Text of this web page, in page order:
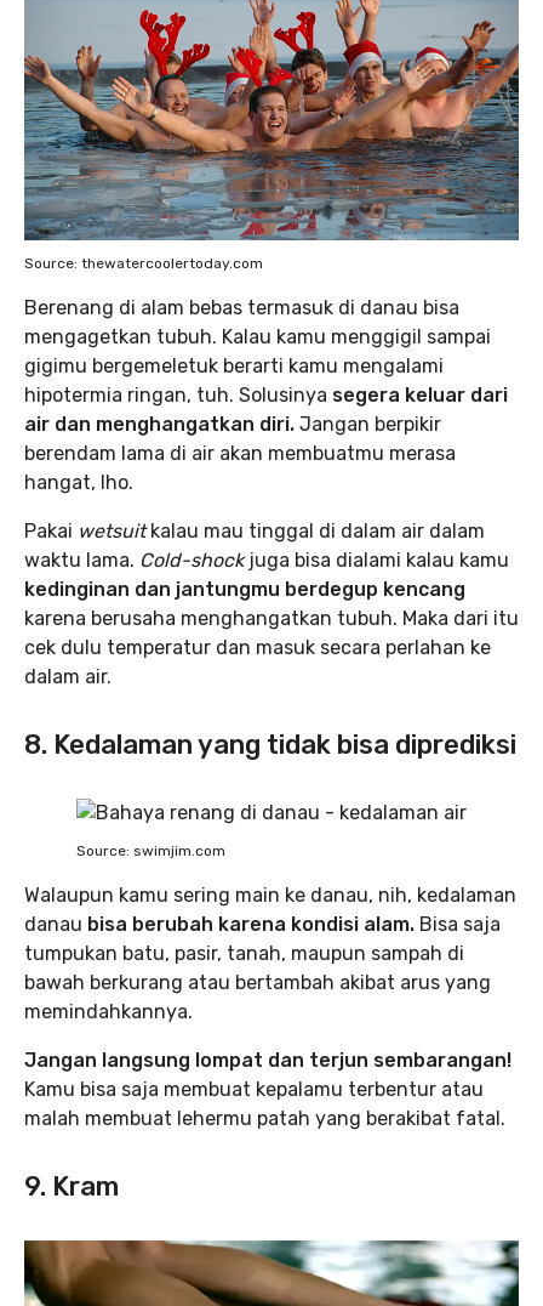
Source: thewatercoolertoday.com
Berenang di alam bebas termasuk di danau bisa
mengagetkan tubuh. Kalau kamu menggigil sampai
gigimu bergemeletuk berarti kamu mengalami
hipotermia ringan, tuh. Solusinya segera keluar dari
air dan menghangatkan diri. Jangan berpikir
berendam lama di air akan membuatmu merasa
hangat, lho.
Pakai wetsuit kalau mau tinggal di dalam air dalam
waktu lama. Cold-shockjuga bisa dialami kalau kamu
kedinginan dan jantungmu berdegup kencang
karena berusaha menghangatkan tubuh. Maka dari itu
cek dulu temperatur dan masuk secara perlahan ke
dalam air.
8. Kedalaman yang tidak bisa diprediksi
Source: swimjim.com
Walaupun kamu sering main ke danau, nih, kedalaman
danau bisa berubah karena kondisi alam. Bisa saja
tumpukan batu, pasir, tanah, maupun sampah di
bawah berkurang atau bertambah akibat arus yang
memindahkannya.
Jangan langsung lompat dan terjun sembarangan!
Kamu bisa saja membuat kepalamu terbentur atau
malah membuat lehermu patah yang berakibat fatal.
9. Kram